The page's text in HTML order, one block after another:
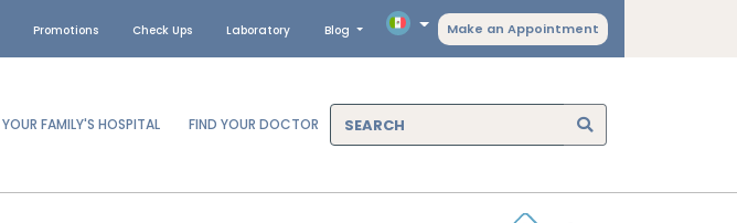
Promotions Check Ups Laboratory Blog Make an Appointment
YOUR FAMILY'S HOSPITAL FIND YOUR DOCTOR